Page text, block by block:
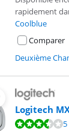
rapidement
Coolblue
Comparer
Deuxième
Logitech
basée sur 5